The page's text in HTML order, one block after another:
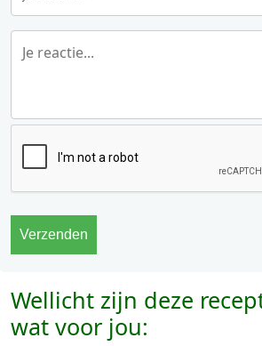
Wellicht zijn deze
wat voor jou: